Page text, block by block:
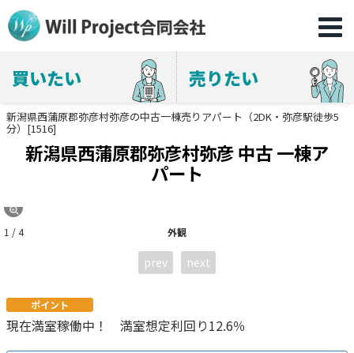
買いたい 売りたい
新潟県西蒲原郡弥彦村弥彦の中古一棟売りアパート（2DK・弥彦駅徒歩5
分）[1516]
新潟県西蒲原郡弥彦村弥彦 中古 一棟ア
パート
外観
1 / 4
prev next
ポイント
現在満室稼働中！ 満室想定利回り12.6％